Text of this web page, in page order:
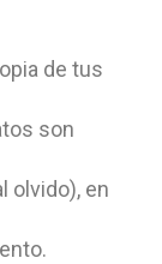
de tus
son
olvido), en